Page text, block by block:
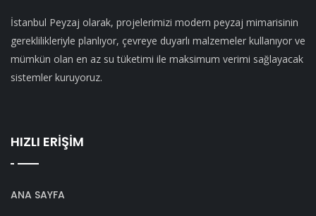
İstanbul Peyzaj olarak, projelerimizi modern peyzaj mimarisinin
gereklilikleriyle planlıyor, çevreye duyarlı malzemeler kullanıyor ve
mümkün olan en az su tüketimi ile maksimum verimi sağlayacak
sistemler kuruyoruz.
HIZLI ERİŞİM
ANA SAYFA